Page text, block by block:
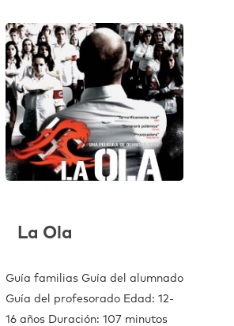
La Ola
Guía familias Guía del alumnado
Guía del profesorado Edad: 12-
16 años Duración: 107 minutos